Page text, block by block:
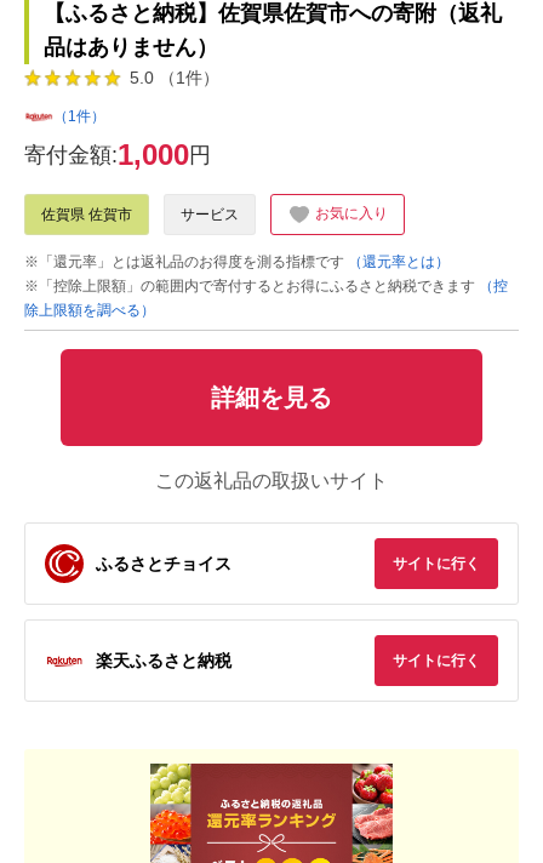
【ふるさと納税】佐賀県佐賀市への寄附（返礼
品はありません）
5.0 （1件）
（1件）
寄付金額:1,000円
佐賀県 佐賀市 サービス お気に入り
※「還元率」とは返礼品のお得度を測る指標です
（還元率とは）
※「控除上限額」の範囲内で寄付するとお得にふるさと納税できます
（控
除上限額を調べる）
詳細を見る
この返礼品の取扱いサイト
ふるさとチョイス サイトに行く
楽天ふるさと納税 サイトに行く